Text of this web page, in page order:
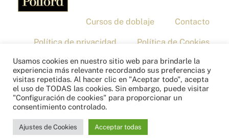
Cursos de doblaje Contacto
Política de privacidad Política de Cookies
Aviso legal
Copyright © 2026 – Polford
Usamos cookies en nuestro sitio web para brindarle la
experiencia más relevante recordando sus preferencias y
visitas repetidas. Al hacer clic en "Aceptar todo", acepta
el uso de TODAS las cookies. Sin embargo, puede visitar
"Configuración de cookies" para proporcionar un
consentimiento controlado.
Ajustes de Cookies Acceptar todas